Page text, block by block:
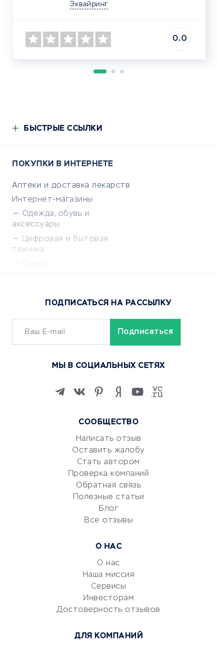
Эквайринг
0.0
БЫСТРЫЕ ССЫЛКИ
ПОКУПКИ В ИНТЕРНЕТЕ
Аптеки и доставка лекарств
Интернет-магазины
Одежда, обувь и
аксессуары
Цифровая и бытовая
техника
Сервисы доставки
ОБУЧЕНИЕ И РАБОТА
Изучение иностранных
Маркетинг и продажи
Репетиторство
Красота и здоровье
Сервисы по поиску работы
Сетевой маркетинг
УСЛУГИ ДЛЯ БИЗНЕСА
документооборот
Консалтинговые компании
СООБЩЕСТВО
Написать отзыв
Оставить жалобу
Стать автором
Проверка компаний
Обратная связь
Полезные статьи
Блог
Все отзывы
О НАС
О нас
Наша миссия
Сервисы
Инвесторам
Достоверность отзывов
ДЛЯ КОМПАНИЙ
ПОДПИСАТЬСЯ НА РАССЫЛКУ
МЫ В СОЦИАЛЬНЫХ СЕТЯХ